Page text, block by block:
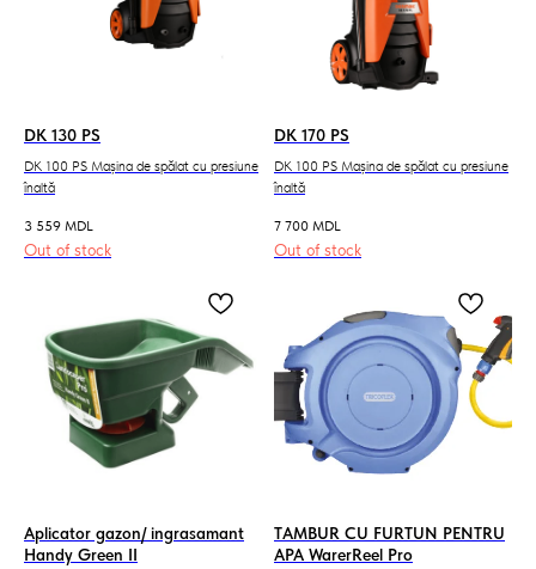
DK 130 PS
DK 100 PS Mașina de spălat cu presiune
înaltă
3 559 MDL
Out of stock
DK 170 PS
DK 100 PS Mașina de spălat cu presiune
înaltă
7 700 MDL
Out of stock
Aplicator gazon/ ingrasamant
Handy Green II
TAMBUR CU FURTUN PENTRU
APA WarerReel Pro